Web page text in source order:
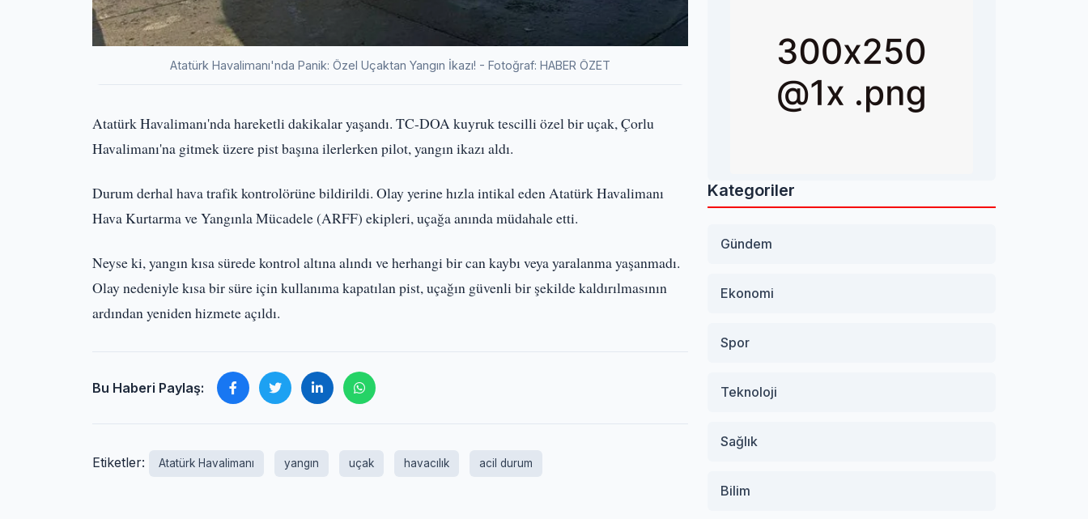
Atatürk Havalimanı'nda Panik: Özel Uçaktan Yangın İkazı! - Fotoğraf: HABER ÖZET
Atatürk Havalimanı'nda hareketli dakikalar yaşandı. TC-DOA kuyruk tescilli özel bir uçak, Çorlu
Havalimanı'na gitmek üzere pist başına ilerlerken pilot, yangın ikazı aldı.
Durum derhal hava trafik kontrolörüne bildirildi. Olay yerine hızla intikal eden Atatürk Havalimanı
Hava Kurtarma ve Yangınla Mücadele (ARFF) ekipleri, uçağa anında müdahale etti.
Neyse ki, yangın kısa sürede kontrol altına alındı ve herhangi bir can kaybı veya yaralanma yaşanmadı.
Olay nedeniyle kısa bir süre için kullanıma kapatılan pist, uçağın güvenli bir şekilde kaldırılmasının
ardından yeniden hizmete açıldı.
Bu Haberi Paylaş:
Etiketler: Atatürk Havalimanı yangın uçak havacılık acil durum
Kategoriler
Gündem
Ekonomi
Spor
Teknoloji
Sağlık
Bilim